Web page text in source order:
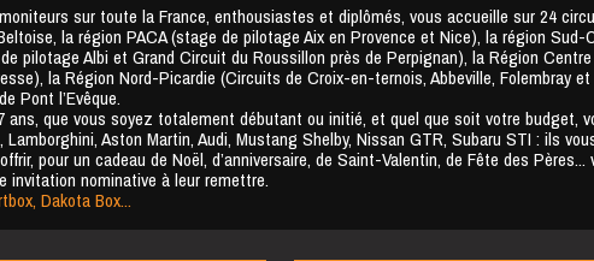
sur toute la France, enthousiastes et diplômés, vous accueille sur 24
la région PACA (stage de pilotage Aix en Provence et Nice), la région
pilotage Albi et Grand Circuit du Roussillon près de Perpignan), la Région
la Région Nord-Picardie (Circuits de Croix-en-ternois, Abbeville, Folembray
Pont l’Evêque.
que vous soyez totalement débutant ou initié, et quel que soit votre
Aston Martin, Audi, Mustang Shelby, Nissan GTR, Subaru STI : ils
pour un cadeau de Noël, d’anniversaire, de Saint-Valentin, de Fête des
nominative à leur remettre.
Dakota Box...